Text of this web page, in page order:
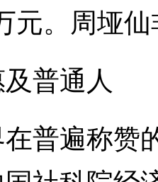
元。周垭
普通人
遍称赞